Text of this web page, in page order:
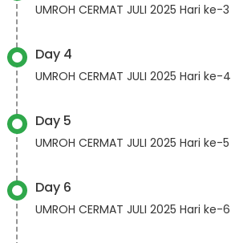
UMROH CERMAT JULI 2025 Hari ke-3
Day 4
UMROH CERMAT JULI 2025 Hari ke-4
Day 5
UMROH CERMAT JULI 2025 Hari ke-5
Day 6
UMROH CERMAT JULI 2025 Hari ke-6